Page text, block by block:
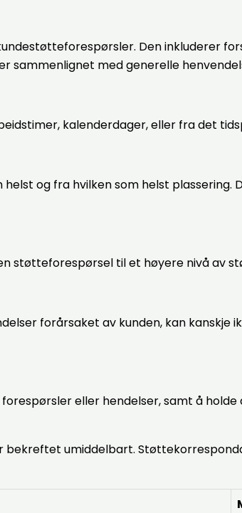
Den inkluderer
sammenlignet med generelle
kalenderdager, eller fra det
og fra hvilken som helst
støtteforespørsel til et høyere nivå av
forårsaket av kunden, kan
eller hendelser, samt å
bekreftet umiddelbart.